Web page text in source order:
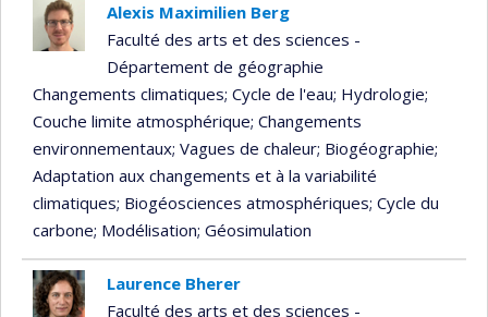
Alexis Maximilien Berg
Faculté des arts et des sciences -
Département de géographie
Changements climatiques; Cycle de l'eau; Hydrologie;
Couche limite atmosphérique; Changements
environnementaux; Vagues de chaleur; Biogéographie;
Adaptation aux changements et à la variabilité
climatiques; Biogéosciences atmosphériques; Cycle du
carbone; Modélisation; Géosimulation
Laurence Bherer
Faculté des arts et des sciences -